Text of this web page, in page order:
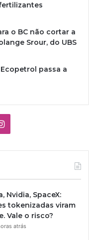
o BC não cortar a
Srour, do UBS
passa a
Instagram
Nvidia, SpaceX:
tokenizadas viram
Vale o risco?
atrás